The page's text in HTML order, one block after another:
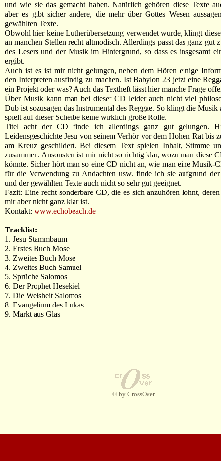
und wie sie das gemacht haben. Natürlich gehören diese Texte
aber es gibt sicher andere, die mehr über Gottes Wesen
gewählten Texte.
Obwohl hier keine Lutherübersetzung verwendet wurde, klingt
an manchen Stellen recht altmodisch. Allerdings passt das ganz gut
des Lesers und der Musik im Hintergrund, so dass es insgesamt
ergibt.
Auch ist es ist mir nicht gelungen, neben dem Hören einige
den Interpreten ausfindig zu machen. Ist Babylon 23 jetzt eine
ein Projekt oder was? Auch das Textheft lässt hier manche Frage
Über Musik kann man bei dieser CD leider auch nicht viel
Dub ist sozusagen das Instrumental des Reggae. So klingt die Musik
spielt auf dieser Scheibe keine wirklich große Rolle.
Titel acht der CD finde ich allerdings ganz gut gelungen.
Leidensgeschichte Jesu von seinem Verhör vor dem Hohen Rat bis
am Kreuz geschildert. Bei diesem Text spielen Inhalt, Stimme
zusammen. Ansonsten ist mir nicht so richtig klar, wozu man diese
könnte. Sicher hört man so eine CD nicht an, wie man eine Musik-
für die Verwendung zu Andachten usw. finde ich sie aufgrund der
und der gewählten Texte auch nicht so sehr gut geeignet.
Fazit: Eine recht sonderbare CD, die es sich anzuhören lohnt,
mir aber nicht ganz klar ist.
Kontakt: www.echobeach.de
Tracklist:
1. Jesu Stammbaum
2. Erstes Buch Mose
3. Zweites Buch Mose
4. Zweites Buch Samuel
5. Sprüche Salomos
6. Der Prophet Hesekiel
7. Die Weisheit Salomos
8. Evangelium des Lukas
9. Markt aus Glas
© by CrossOver